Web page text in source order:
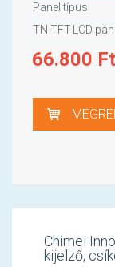
Panel típus
TN TFT-LCD
66.800 Ft
Chimei
kijelző,